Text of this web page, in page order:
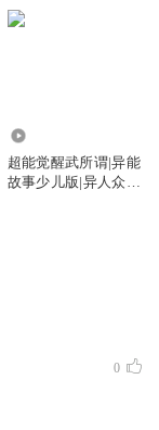
超能觉醒武所谓|异能
故事少儿版|异人众故
0